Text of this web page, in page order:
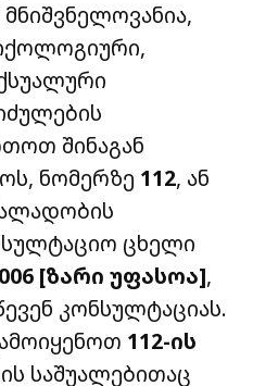
შინაგან
ნომერზე 112, ან
ცხელი
[ზარი უფასოა],
კონსულტაციას.
112-ის
საშუალებითაც